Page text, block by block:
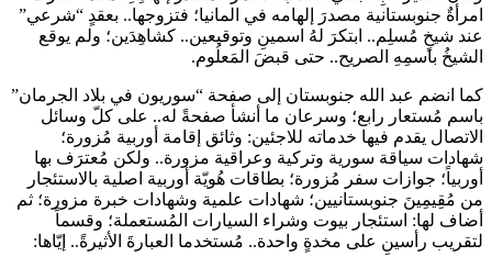
امرأةٌ جنوبستانية مصدرَ إلهامه في المانيا؛ فتزوجها.. بعقدٍ “شرعي”
عند شيخٍ مُسلِم.. ابتكرَ لهُ اسمينِ وتوقيعين.. كشاهِدَين؛ ولم يوقع
الشيخُ باسمِهِ الصريح.. حتى قبضَ المَعلُوم.
كما انضم عبد الله جنوبستان إلى صفحة “سوريون في بلاد الجرمان”
باسم مُستعار رابع؛ وسرعان ما أنشأ صفحةً له.. على كلّ وسائل
الاتصال يقدم فيها خدماته للاجئين: وثائق إقامة أوربية مُزورة؛
شهادات سياقة سورية وتركية وعراقية مزورة.. ولكن مُعترَف بها
أوربياً؛ جوازات سفر مُزورة؛ بطاقات هُويّة أوربية اصلية بالاستئجار
من مُقِيمِينَ جنوبستانيين؛ شهادات علمية وشهادات خبرة مزورة؛ ثم
أضاف لها: استئجار بيوت وشراء السيارات المُستعملة؛ وقسماً
لتقريب رأسينِ على مخدةٍ واحدة.. مُستخدما العبارةَ الأثيرةً.. إيّاها: